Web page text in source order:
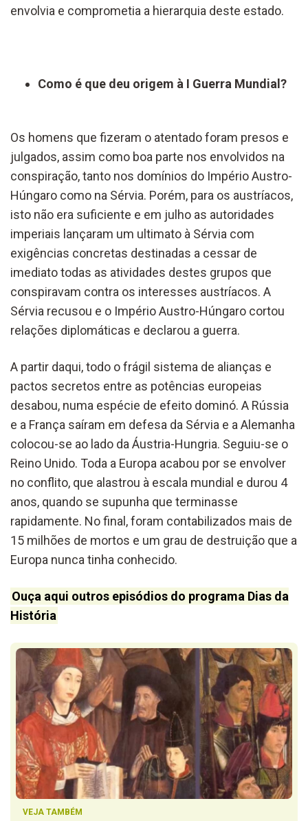
envolvia e comprometia a hierarquia deste estado.
Como é que deu origem à I Guerra Mundial?
Os homens que fizeram o atentado foram presos e
julgados, assim como boa parte nos envolvidos na
conspiração, tanto nos domínios do Império Austro-
Húngaro como na Sérvia. Porém, para os austríacos,
isto não era suficiente e em julho as autoridades
imperiais lançaram um ultimato à Sérvia com
exigências concretas destinadas a cessar de
imediato todas as atividades destes grupos que
conspiravam contra os interesses austríacos. A
Sérvia recusou e o Império Austro-Húngaro cortou
relações diplomáticas e declarou a guerra.
A partir daqui, todo o frágil sistema de alianças e
pactos secretos entre as potências europeias
desabou, numa espécie de efeito dominó. A Rússia
e a França saíram em defesa da Sérvia e a Alemanha
colocou-se ao lado da Áustria-Hungria. Seguiu-se o
Reino Unido. Toda a Europa acabou por se envolver
no conflito, que alastrou à escala mundial e durou 4
anos, quando se supunha que terminasse
rapidamente. No final, foram contabilizados mais de
15 milhões de mortos e um grau de destruição que a
Europa nunca tinha conhecido.
Ouça aqui outros episódios do programa Dias da
História
VEJA TAMBÉM